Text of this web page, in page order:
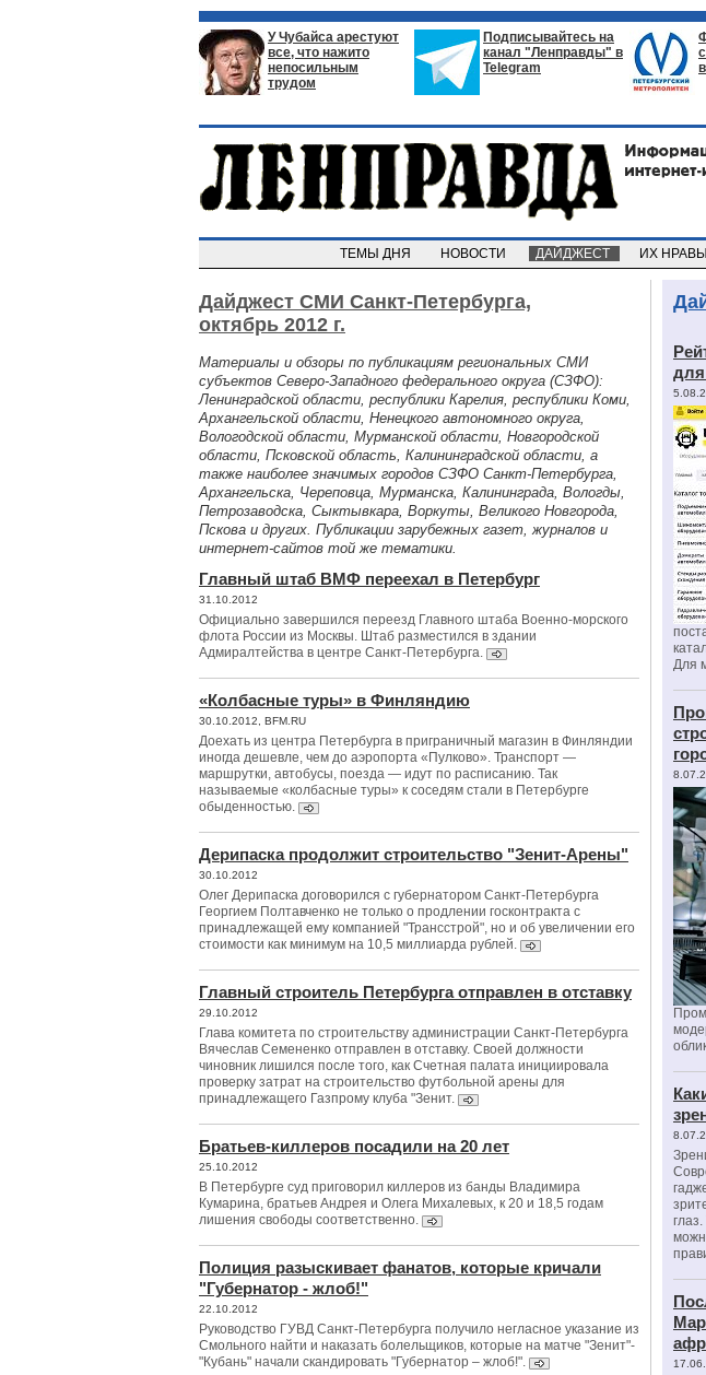
У Чубайса арестуют
все, что нажито
непосильным
трудом
Подписывайтесь на
канал "Ленправды" в
Telegram
ТЕМЫ ДНЯ НОВОСТИ ДАЙДЖЕСТ ИХ
Дайджест СМИ Санкт-Петербурга,
октябрь 2012 г.
Материалы и обзоры по публикациям региональных СМИ
субъектов Северо-Западного федерального округа (СЗФО):
Ленинградской области, республики Карелия, республики Коми,
Архангельской области, Ненецкого автономного округа,
Вологодской области, Мурманской области, Новгородской
области, Псковской область, Калининградской области, а
также наиболее значимых городов СЗФО Санкт-Петербурга,
Архангельска, Череповца, Мурманска, Калининграда, Вологды,
Петрозаводска, Сыктывкара, Воркуты, Великого Новгорода,
Пскова и других. Публикации зарубежных газет, журналов и
интернет-сайтов той же тематики.
Главный штаб ВМФ переехал в Петербург
31.10.2012
Официально завершился переезд Главного штаба Военно-морского
флота России из Москвы. Штаб разместился в здании
Адмиралтейства в центре Санкт-Петербурга.
«Колбасные туры» в Финляндию
30.10.2012, BFM.RU
Доехать из центра Петербурга в приграничный магазин в Финляндии
иногда дешевле, чем до аэропорта «Пулково». Транспорт —
маршрутки, автобусы, поезда — идут по расписанию. Так
называемые «колбасные туры» к соседям стали в Петербурге
обыденностью.
Дерипаска продолжит строительство "Зенит-Арены"
30.10.2012
Олег Дерипаска договорился с губернатором Санкт-Петербурга
Георгием Полтавченко не только о продлении госконтракта с
принадлежащей ему компанией "Трансстрой", но и об увеличении его
стоимости как минимум на 10,5 миллиарда рублей.
Главный строитель Петербурга отправлен в отставку
29.10.2012
Глава комитета по строительству администрации Санкт-Петербурга
Вячеслав Семененко отправлен в отставку. Своей должности
чиновник лишился после того, как Счетная палата инициировала
проверку затрат на строительство футбольной арены для
принадлежащего Газпрому клуба "Зенит.
Братьев-киллеров посадили на 20 лет
25.10.2012
В Петербурге суд приговорил киллеров из банды Владимира
Кумарина, братьев Андрея и Олега Михалевых, к 20 и 18,5 годам
лишения свободы соответственно.
Полиция разыскивает фанатов, которые кричали
"Губернатор - жлоб!"
22.10.2012
Руководство ГУВД Санкт-Петербурга получило негласное указание из
Смольного найти и наказать болельщиков, которые на матче "Зенит"-
"Кубань" начали скандировать "Губернатор – жлоб!".
для
Для